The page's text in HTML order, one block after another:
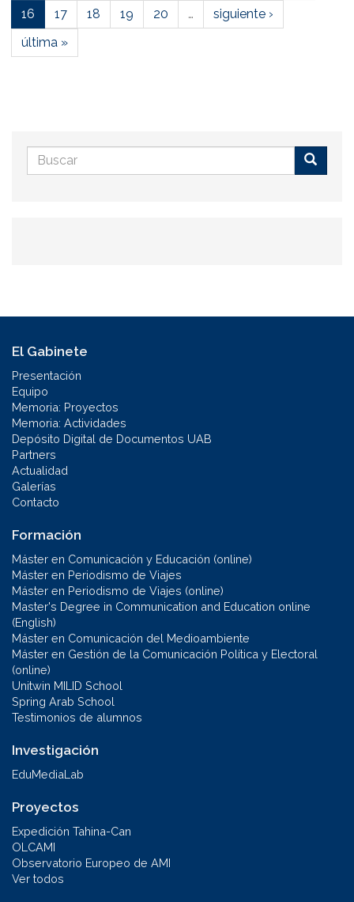
16
17 18 19 20 …
siguiente ›
última »
Formulario
de
El Gabinete
Presentación
Equipo
Memoria: Proyectos
Memoria: Actividades
Depósito Digital de Documentos UAB
Partners
Actualidad
Galerías
Contacto
Formación
Máster en Comunicación y Educación (online)
Máster en Periodismo de Viajes
Máster en Periodismo de Viajes (online)
Master's Degree in Communication and Education online
(English)
Máster en Comunicación del Medioambiente
Máster en Gestión de la Comunicación Política y Electoral
(online)
Unitwin MILID School
Spring Arab School
Testimonios de alumnos
Investigación
EduMediaLab
Proyectos
Expedición Tahina-Can
OLCAMI
Observatorio Europeo de AMI
Ver todos